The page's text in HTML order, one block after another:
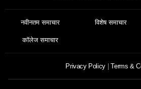
नवीनतम समाचार विशेष समाचार
कॉलेज समाचार
Privacy Policy Terms &